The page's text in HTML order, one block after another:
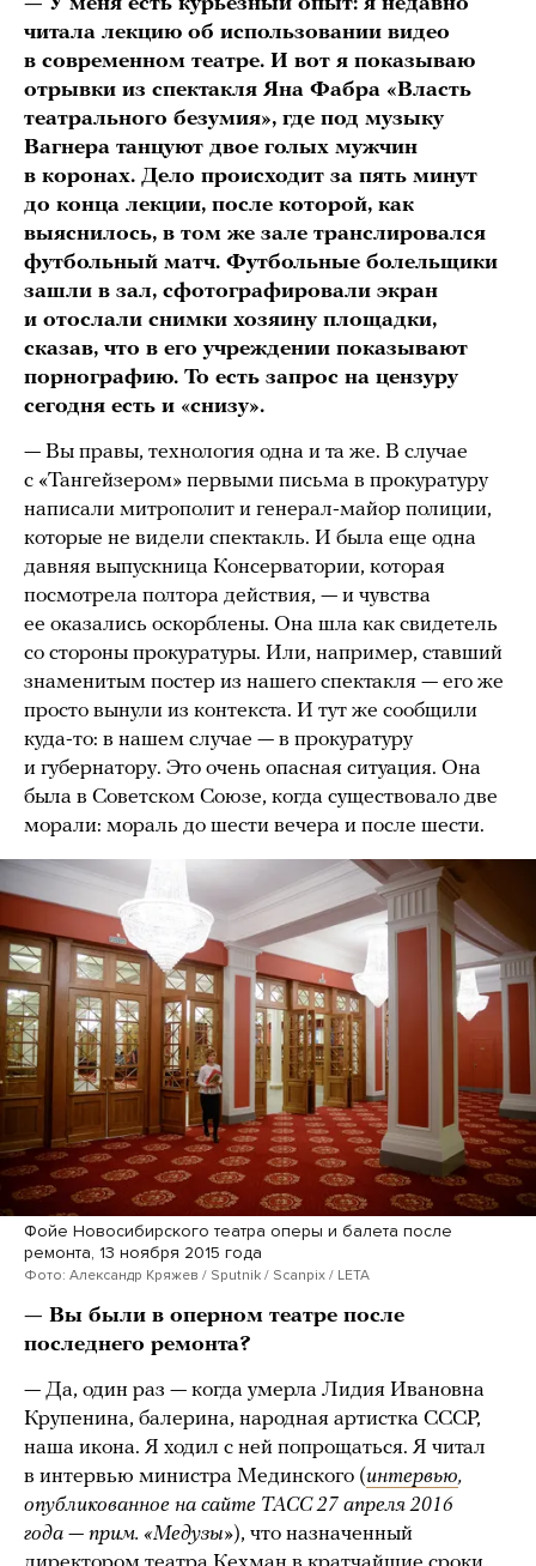
читала лекцию об использовании видео
в современном театре. И вот я показываю
отрывки из спектакля Яна Фабра «Власть
театрального безумия», где под музыку
Вагнера танцуют двое голых мужчин
в коронах. Дело происходит за пять минут
до конца лекции, после которой, как
выяснилось, в том же зале транслировался
футбольный матч. Футбольные болельщики
зашли в зал, сфотографировали экран
и отослали снимки хозяину площадки,
сказав, что в его учреждении показывают
порнографию. То есть запрос на цензуру
сегодня есть и «снизу».
— Вы правы, технология одна и та же. В случае
с «Тангейзером» первыми письма в прокуратуру
написали митрополит и генерал-майор полиции,
которые не видели спектакль. И была еще одна
давняя выпускница Консерватории, которая
посмотрела полтора действия, — и чувства
ее оказались оскорблены. Она шла как свидетель
со стороны прокуратуры. Или, например, ставший
знаменитым постер из нашего спектакля — его же
просто вынули из контекста. И тут же сообщили
куда-то: в нашем случае — в прокуратуру
и губернатору. Это очень опасная ситуация. Она
была в Советском Союзе, когда существовало две
морали: мораль до шести вечера и после шести.
Фойе Новосибирского театра оперы и балета после
ремонта, 13 ноября 2015 года
Фото: Александр Кряжев / Sputnik / Scanpix / LETA
— Вы были в оперном театре после
последнего ремонта?
— Да, один раз — когда умерла Лидия Ивановна
Крупенина, балерина, народная артистка СССР,
наша икона. Я ходил с ней попрощаться. Я читал
в интервью министра Мединского (интервью,
опубликованное на сайте ТАСС 27 апреля 2016
года — прим. «Медузы»), что назначенный